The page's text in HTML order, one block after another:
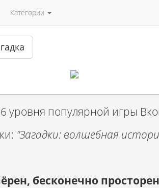
Категории
уровня популярной игры
"Загадки: волшебная
бесконечно